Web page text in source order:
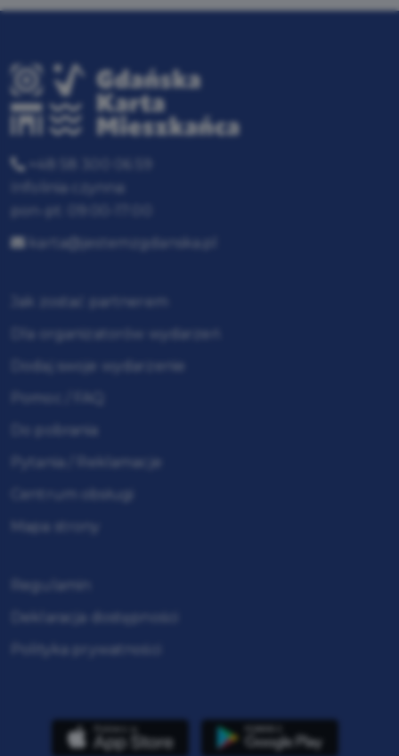
+48 58 300 06 59
Infolinia czynna:
karta@jestemzgdanska.pl
Jak zostać partnerem
Dla organizatorów wydarzeń
Dodaj swoje wydarzenie
Do pobrania
Pytania / Reklamacje
Centrum obsługi
Mapa strony
Regulamin
Deklaracja dostępności
Polityka prywatności